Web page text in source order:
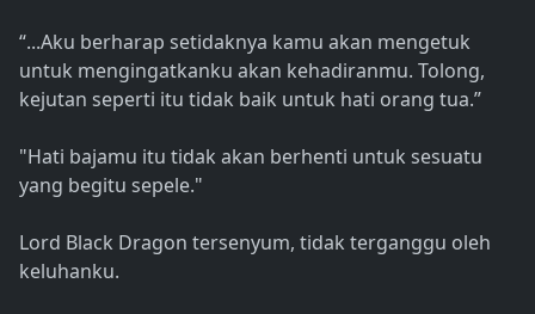
“...Aku berharap setidaknya kamu akan mengetuk
untuk mengingatkanku akan kehadiranmu. Tolong,
kejutan seperti itu tidak baik untuk hati orang tua.”
"Hati bajamu itu tidak akan berhenti untuk sesuatu
yang begitu sepele."
Lord Black Dragon tersenyum, tidak terganggu oleh
keluhanku.